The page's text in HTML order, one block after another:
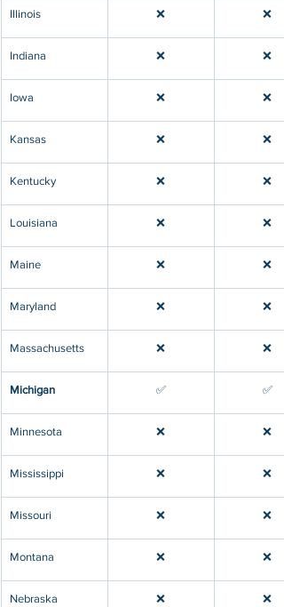
Illinois ❌ ❌
​Indiana ❌ ❌
​Iowa ❌ ❌
​Kansas ❌ ❌
Kentucky ❌ ❌
​Louisiana ❌ ❌
​Maine ❌ ❌
​Maryland ❌ ❌
​Massachusetts ❌ ❌
​Michigan ​✅ ​✅
​Minnesota ❌ ❌
Mississippi ❌ ❌
​Missouri ❌ ❌
Montana ❌ ❌
​Nebraska ❌ ❌